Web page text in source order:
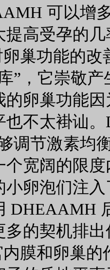
可以增
提高受孕的几
巢功能的
”，它崇敬
的卵巢功能
也不太褂讪
调节激素均
个宽阔的限
小卵泡们注
DHEAAMH
多的契机排
内膜和卵巢